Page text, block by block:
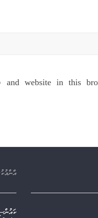
and website in this